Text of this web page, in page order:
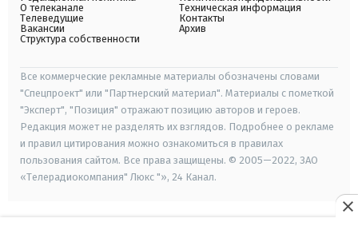
О телеканале
Телеведущие
Вакансии
Структура собственности
Техническая информация
Контакты
Архив
Все коммерческие рекламные материалы обозначены словами
"Спецпроект" или "Партнерский материал". Материалы с пометкой
"Эксперт", "Позиция" отражают позицию авторов и героев.
Редакция может не разделять их взглядов. Подробнее о рекламе
и правил цитирования можно ознакомиться в правилах
пользования сайтом. Все права защищены. © 2005—2022, ЗАО
«Телерадиокомпания" Люкс "», 24 Канал.